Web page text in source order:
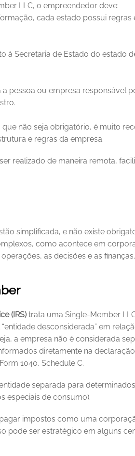
LLC, o empreendedor deve:
cada estado possui regras
à Secretaria de Estado do estado
a pessoa ou empresa responsável
que não seja obrigatório, é muito
e regras da empresa.
realizado de maneira remota,
simplificada, e não existe
como acontece em
as decisões e as finanças.
(IRS)
desconsiderada” em
a empresa não é considerada
diretamente na
1040, Schedule C.
separada para
especiais de consumo).
pode ser estratégico em alguns